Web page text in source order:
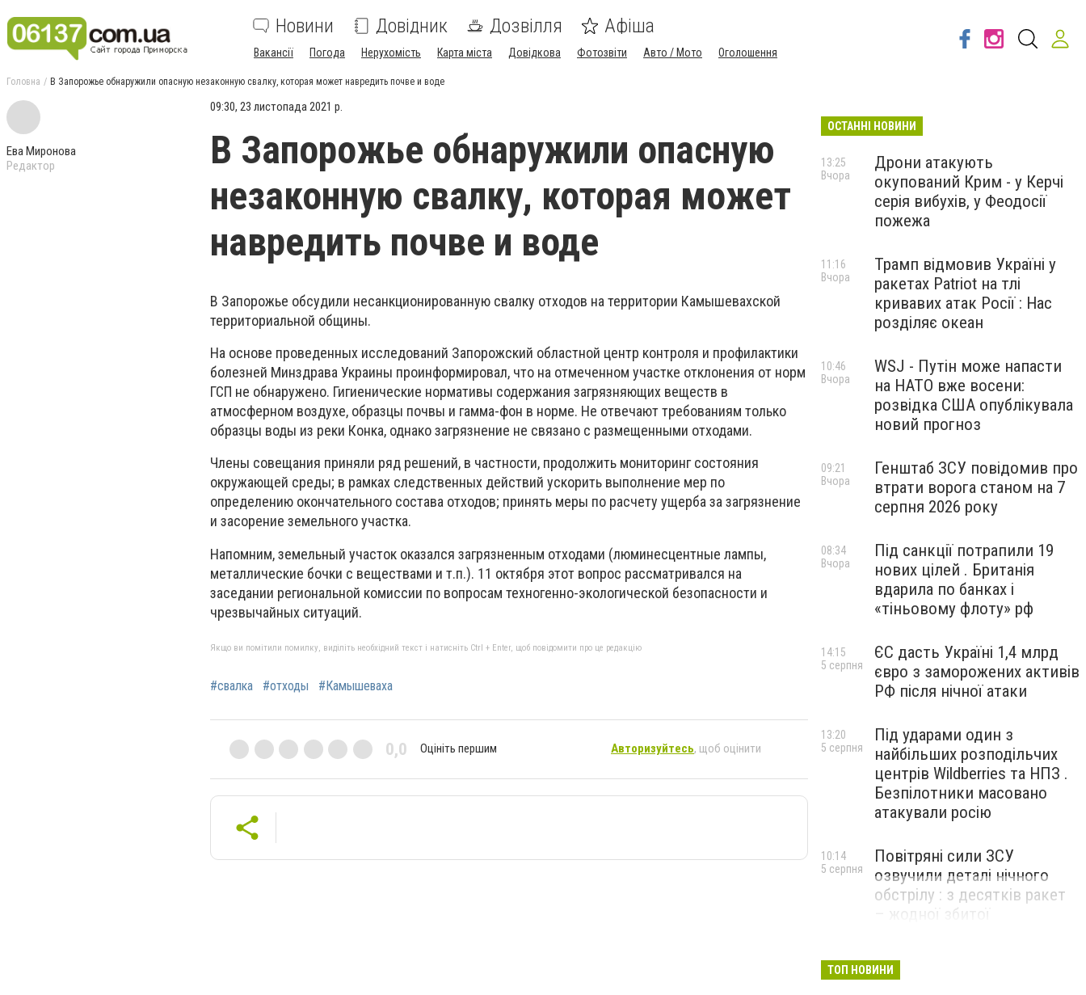
Новини Довідник Дозвілля Афіша
Вакансії Погода Нерухомість Карта міста Довідкова Фотозвіти Авто / Мото Оголошення
Головна В Запорожье обнаружили опасную незаконную свалку, которая может навредить почве и воде
Ева Миронова
Редактор
09:30, 23 листопада 2021 р.
В Запорожье обнаружили опасную
незаконную свалку, которая может
навредить почве и воде
В Запорожье обсудили несанкционированную свалку отходов на территории Камышевахской
территориальной общины.
На основе проведенных исследований Запорожский областной центр контроля и профилактики
болезней Минздрава Украины проинформировал, что на отмеченном участке отклонения от норм
ГСП не обнаружено. Гигиенические нормативы содержания загрязняющих веществ в
атмосферном воздухе, образцы почвы и гамма-фон в норме. Не отвечают требованиям только
образцы воды из реки Конка, однако загрязнение не связано с размещенными отходами.
Члены совещания приняли ряд решений, в частности, продолжить мониторинг состояния
окружающей среды; в рамках следственных действий ускорить выполнение мер по
определению окончательного состава отходов; принять меры по расчету ущерба за загрязнение
и засорение земельного участка.
Напомним, земельный участок оказался загрязненным отходами (люминесцентные лампы,
металлические бочки с веществами и т.п.). 11 октября этот вопрос рассматривался на
заседании региональной комиссии по вопросам техногенно-экологической безопасности и
чрезвычайных ситуаций.
Якщо ви помітили помилку, виділіть необхідний текст і натисніть Ctrl + Enter, щоб повідомити про це редакцію
#свалка #отходы #Камышеваха
0,0 Оцініть першим Авторизуйтесь, щоб оцінити
ОСТАННІ НОВИНИ
Дрони атакують
окупований Крим - у Керчі
серія вибухів, у Феодосії
пожежа
13:25
Вчора
Трамп відмовив Україні у
ракетах Patriot на тлі
кривавих атак Росії : Нас
розділяє океан
11:16
Вчора
WSJ - Путін може напасти
на НАТО вже восени:
розвідка США опублікувала
новий прогноз
10:46
Вчора
Генштаб ЗСУ повідомив про
втрати ворога станом на 7
серпня 2026 року
09:21
Вчора
Під санкції потрапили 19
нових цілей . Британія
вдарила по банках і
«тіньовому флоту» рф
08:34
Вчора
ЄС дасть Україні 1,4 млрд
євро з заморожених активів
РФ після нічної атаки
14:15
5 серпня
Під ударами один з
найбільших розподільчих
центрів Wildberries та НПЗ .
Безпілотники масовано
атакували росію
13:20
5 серпня
Повітряні сили ЗСУ
озвучили деталі нічного
обстрілу : з десятків ракет
– жодної збитої
10:14
5 серпня
ТОП НОВИНИ